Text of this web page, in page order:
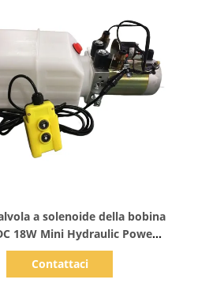
a solenoide della bobina
18W Mini Hydraulic Power
Unit Pack 2 bottoni
Contattaci